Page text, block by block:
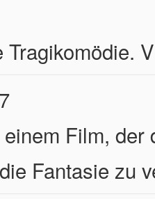
Tragikomödie.
Film,
Fantasie zu